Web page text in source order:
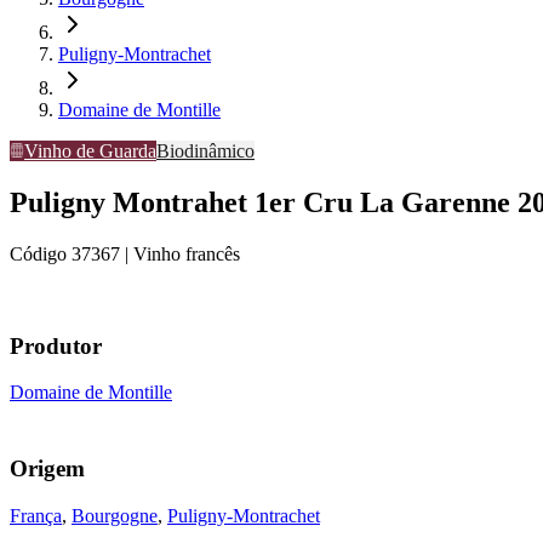
Puligny-Montrachet
Domaine de Montille
Vinho de GuardaBiodinâmico
Puligny Montrahet 1er Cru La Garenne
Código 37367 | Vinho francês
Produtor
Domaine de Montille
Origem
França, Bourgogne, Puligny-Montrachet